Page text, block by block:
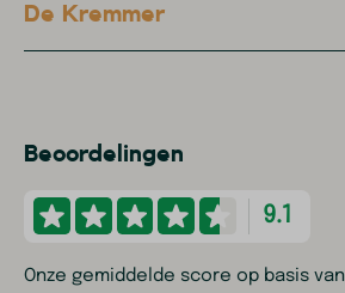
De Kremmer
Beoordelingen
9.1
Onze gemiddelde score op basis van